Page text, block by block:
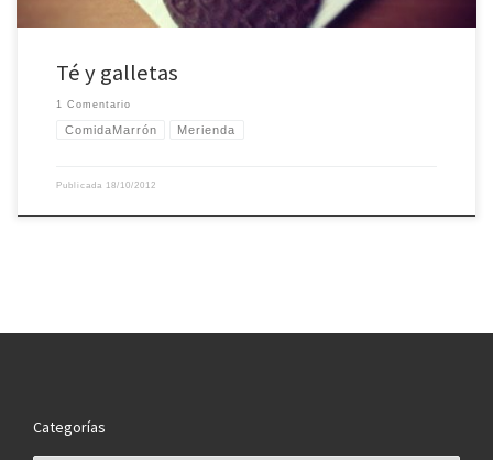
Té y galletas
1 Comentario
ComidaMarrón Merienda
Publicada 18/10/2012
Categorías